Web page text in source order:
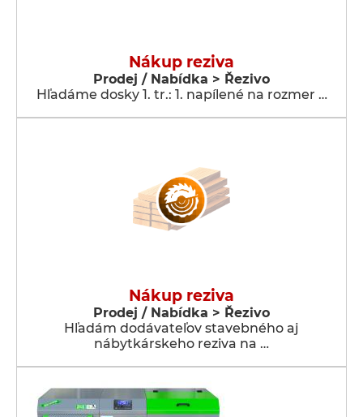
Nákup reziva
Prodej / Nabídka > Řezivo
Hľadáme dosky 1. tr.: 1. napílené na rozmer …
Nákup reziva
Prodej / Nabídka > Řezivo
Hľadám dodávateľov stavebného aj
nábytkárskeho reziva na …